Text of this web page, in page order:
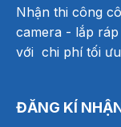
Nhận thi công
camera - lắp
với chi phí tối
ĐĂNG KÍ